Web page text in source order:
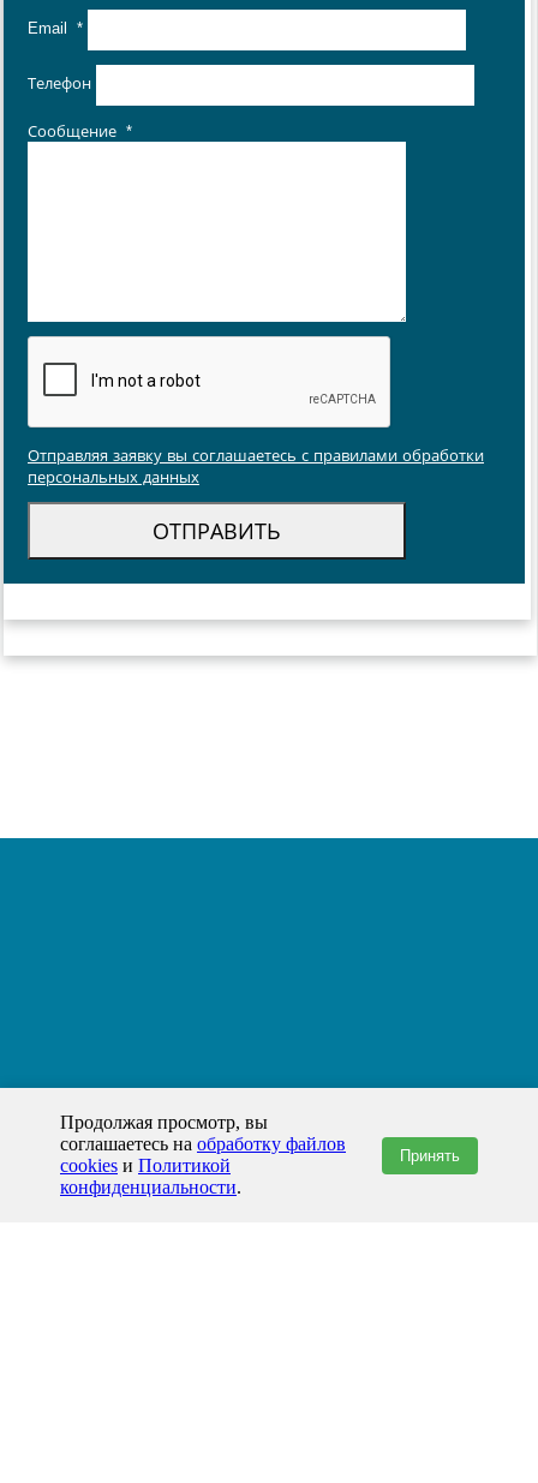
Email *
Телефон
Сообщение *
Отправляя заявку вы соглашаетесь с правилами обработки
персональных данных
Продолжая просмотр, вы
соглашаетесь на обработку файлов
cookies и Политикой
конфиденциальности.
Принять